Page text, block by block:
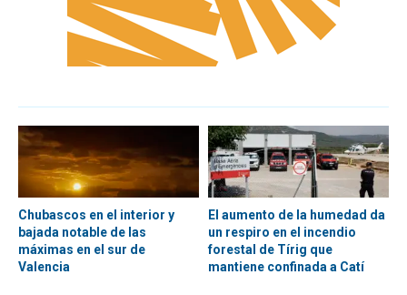
Chubascos en el interior y
bajada notable de las
máximas en el sur de
Valencia
El aumento de la humedad da
un respiro en el incendio
forestal de Tírig que
mantiene confinada a Catí